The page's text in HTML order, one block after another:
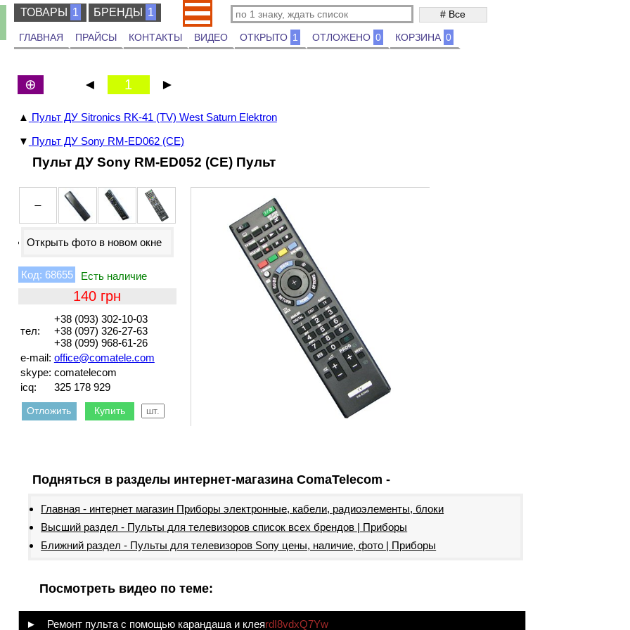
▲ Пульт ДУ Sitronics RK-41 (TV) West Saturn Elektron
▼ Пульт ДУ Sony RM-ED062 (CE)
Пульт ДУ Sony RM-ED052 (CE) Пульт
Открыть фото в новом окне
68655
140
тел:
+38 (093) 302-10-03
+38 (097) 326-27-63
+38 (099) 968-61-26
e-mail: office@comatele.com
skype: comatelecom
icq:
325 178 929
Отложить Купить
Подняться в разделы интернет-магазина ComaTelecom -
Главная - интернет магазин Приборы электронные, кабели, радиоэлементы, блоки
Высший раздел - Пульты для телевизоров список всех брендов | Приборы
Ближний раздел - Пульты для телевизоров Sony цены, наличие, фото | Приборы
Посмотреть видео по теме:
► Ремонт пульта с помощью карандаша и клеяrdI8vdxQ7Yw
ТОВАРЫ БРЕНДЫ
◄ 1 ►
⊕
ГЛАВНАЯ ПРАЙСЫ КОНТАКТЫ ВИДЕО ОТКРЫТО 1 ОТЛОЖЕНО 0 КОРЗИНА 0
ТОВАРЫ 1 БРЕНДЫ 1